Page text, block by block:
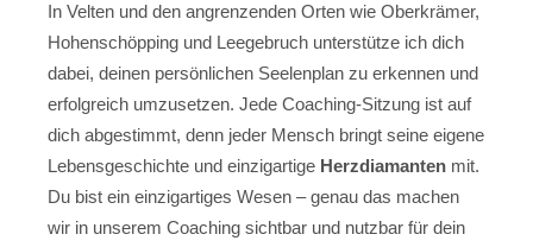
In Velten und den angrenzenden Orten wie Oberkrämer,
Hohenschöpping und Leegebruch unterstütze ich dich
dabei, deinen persönlichen Seelenplan zu erkennen und
erfolgreich umzusetzen. Jede Coaching-Sitzung ist auf
dich abgestimmt, denn jeder Mensch bringt seine eigene
Lebensgeschichte und einzigartige Herzdiamanten mit.
Du bist ein einzigartiges Wesen – genau das machen
wir in unserem Coaching sichtbar und nutzbar für dein